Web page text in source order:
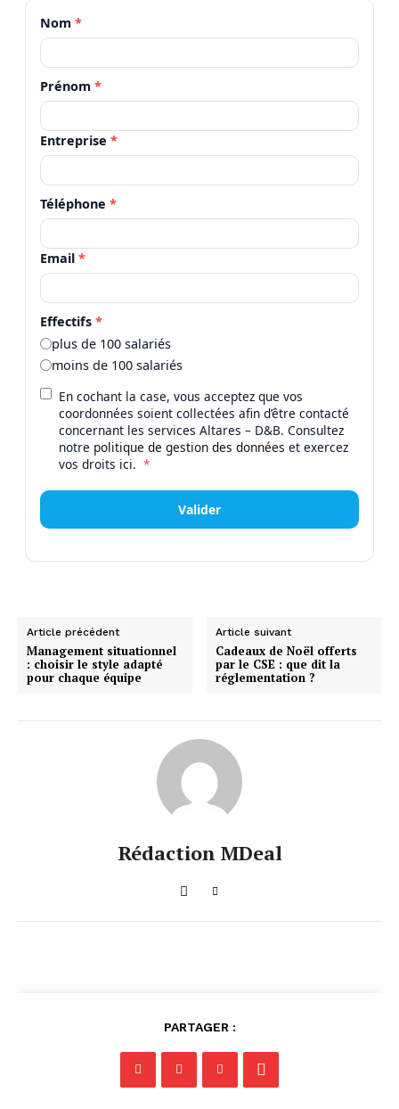
Nom *
Prénom *
Entreprise *
Téléphone *
Email *
Effectifs *
plus de 100 salariés
moins de 100 salariés
En cochant la case, vous acceptez que vos
coordonnées soient collectées afin d’être contacté
concernant les services Altares – D&B. Consultez
notre politique de gestion des données et exercez
vos droits ici. *
Valider
Article précédent
Management situationnel
: choisir le style adapté
pour chaque équipe
Article suivant
Cadeaux de Noël offerts
par le CSE : que dit la
réglementation ?
Rédaction MDeal
PARTAGER :